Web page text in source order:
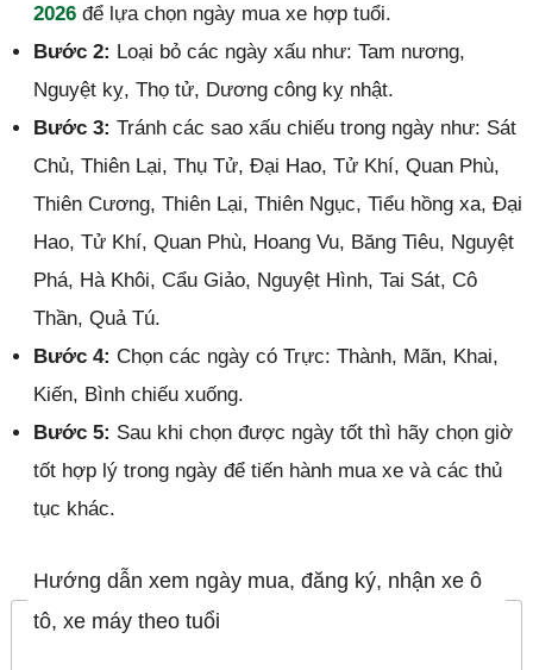
2026để lựa chọn ngày mua xe hợp tuổi.
Bước 2: Loại bỏ các ngày xấu như: Tam nương,
Nguyệt kỵ, Thọ tử, Dương công kỵ nhật.
Bước 3: Tránh các sao xấu chiếu trong ngày như: Sát
Chủ, Thiên Lại, Thụ Tử, Đại Hao, Tử Khí, Quan Phù,
Thiên Cương, Thiên Lại, Thiên Ngục, Tiểu hồng xa, Đại
Hao, Tử Khí, Quan Phù, Hoang Vu, Băng Tiêu, Nguyệt
Phá, Hà Khôi, Cẩu Giảo, Nguyệt Hình, Tai Sát, Cô
Thần, Quả Tú.
Bước 4: Chọn các ngày có Trực: Thành, Mãn, Khai,
Kiến, Bình chiếu xuống.
Bước 5: Sau khi chọn được ngày tốt thì hãy chọn giờ
tốt hợp lý trong ngày để tiến hành mua xe và các thủ
tục khác.
Hướng dẫn xem ngày mua, đăng ký, nhận xe ô
tô, xe máy theo tuổi